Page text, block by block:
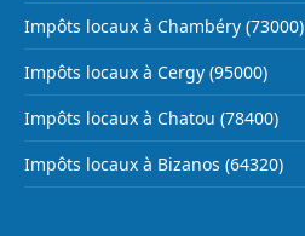
Impôts locaux à Chambéry (73000)
Impôts locaux à Cergy (95000)
Impôts locaux à Chatou (78400)
Impôts locaux à Bizanos (64320)